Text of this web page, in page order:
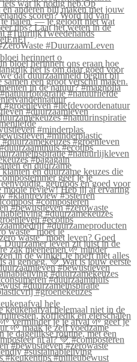
herinnert o
#minderplas
én duurzame
waste” moet le
hele